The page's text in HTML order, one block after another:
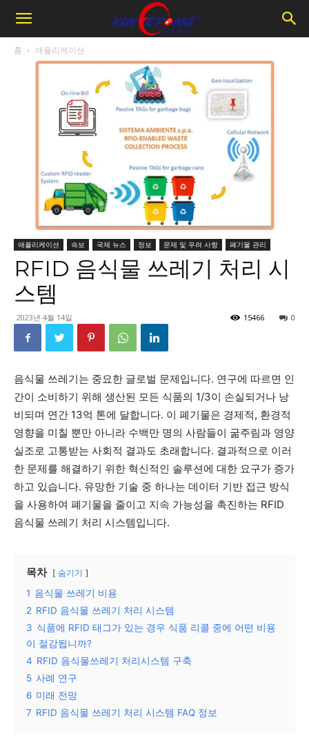
홈 애플리케이션
애플리케이션 속보 국제 뉴스 정보 문제 및 우려 사항 폐기물 관리
RFID 음식물 쓰레기 처리 시
스템
2023년 4월 14일 0
15466
음식물 쓰레기는 중요한 글로벌 문제입니다. 연구에 따르면 인
간이 소비하기 위해 생산된 모든 식품의 1/3이 손실되거나 낭
비되며 연간 13억 톤에 달합니다. 이 폐기물은 경제적, 환경적
영향을 미칠 뿐만 아니라 수백만 명의 사람들이 굶주림과 영양
실조로 고통받는 사회적 결과도 초래합니다. 결과적으로 이러
한 문제를 해결하기 위한 혁신적인 솔루션에 대한 요구가 증가
하고 있습니다. 유망한 기술 중 하나는 데이터 기반 접근 방식
을 사용하여 폐기물을 줄이고 지속 가능성을 촉진하는 RFID
음식물 쓰레기 처리 시스템입니다.
목차 숨기기
1 음식물 쓰레기 비용
2 RFID 음식물 쓰레기 처리 시스템
3 식품에 RFID 태그가 있는 경우 식품 리콜 중에 어떤 비용
이 절감됩니까?
4 RFID 음식물쓰레기 처리시스템 구축
5 사례 연구
6 미래 전망
7 RFID 음식물 쓰레기 처리 시스템 FAQ 정보